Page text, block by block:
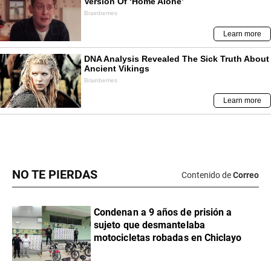
NO TE PIERDAS Contenido deCorreo
Condenan a 9 años de prisión a
sujeto que desmantelaba
motocicletas robadas en Chiclayo